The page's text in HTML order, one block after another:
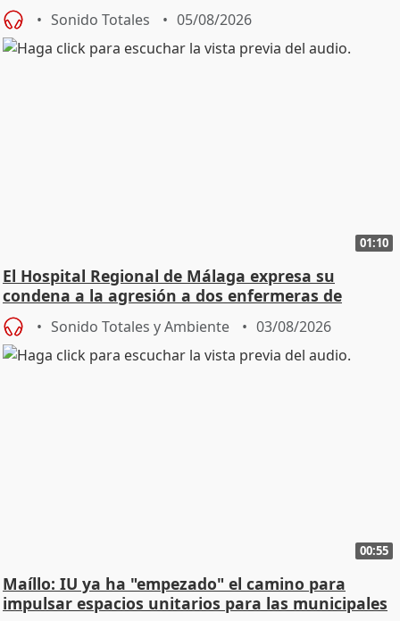
Sonido Totales 05/08/2026
01:10
El Hospital Regional de Málaga expresa su
condena a la agresión a dos enfermeras de
Urgencias
Sonido Totales y Ambiente 03/08/2026
00:55
Maíllo: IU ya ha "empezado" el camino para
impulsar espacios unitarios para las municipales